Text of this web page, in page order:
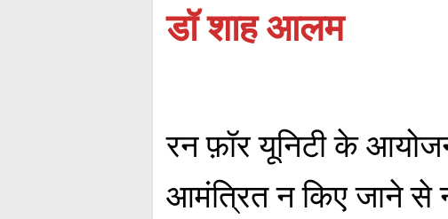
डॉ शाह आलम
रन फ़ॉर यूनिटी के आयोजन
आमंत्रित न किए जाने से